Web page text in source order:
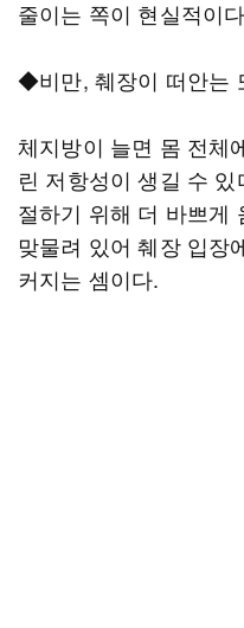
줄이는 쪽이 현실적이
◆비만, 췌장이 떠안는
체지방이 늘면 몸 전체
린 저항성이 생길 수
절하기 위해 더 바쁘게
맞물려 있어 췌장 입장
커지는 셈이다.